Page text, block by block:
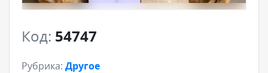
Код: 54747
Рубрика: Другое